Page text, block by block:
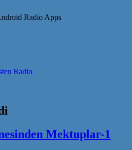
Radio Apps
Radio
Mektuplar-1